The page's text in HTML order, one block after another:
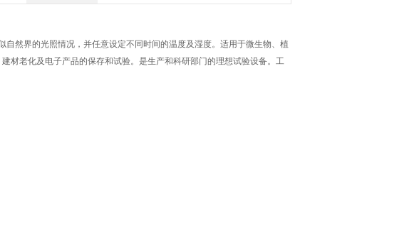
然界的光照情况，并任意设定不同时间的温度及湿度。适用于微生物、植
材老化及电子产品的保存和试验。是生产和科研部门的理想试验设备。工